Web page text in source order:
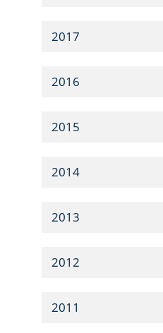
2017
2016
2015
2014
2013
2012
2011